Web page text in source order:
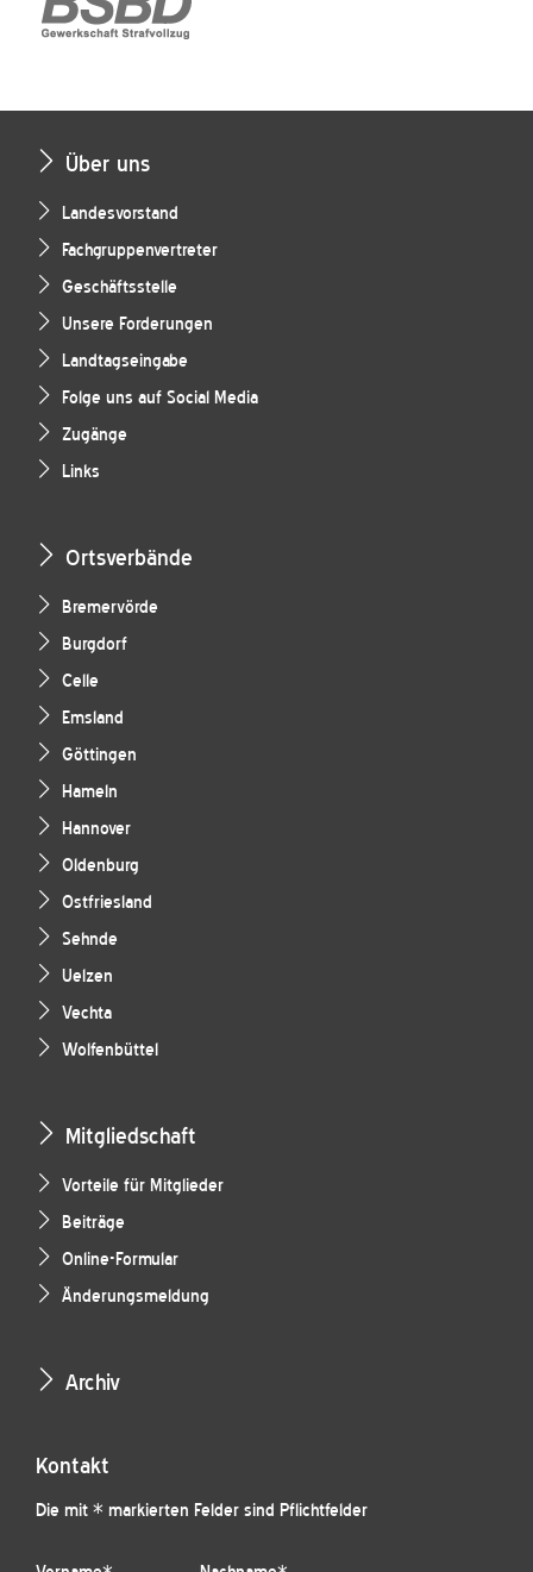
Über uns
Landesvorstand
Fachgruppenvertreter
Geschäftsstelle
Unsere Forderungen
Landtagseingabe
Folge uns auf Social Media
Zugänge
Links
Ortsverbände
Bremervörde
Burgdorf
Celle
Emsland
Göttingen
Hameln
Hannover
Oldenburg
Ostfriesland
Sehnde
Uelzen
Vechta
Wolfenbüttel
Mitgliedschaft
Vorteile für Mitglieder
Beiträge
Online-Formular
Änderungsmeldung
Archiv
Kontakt
Die mit * markierten Felder sind Pflichtfelder